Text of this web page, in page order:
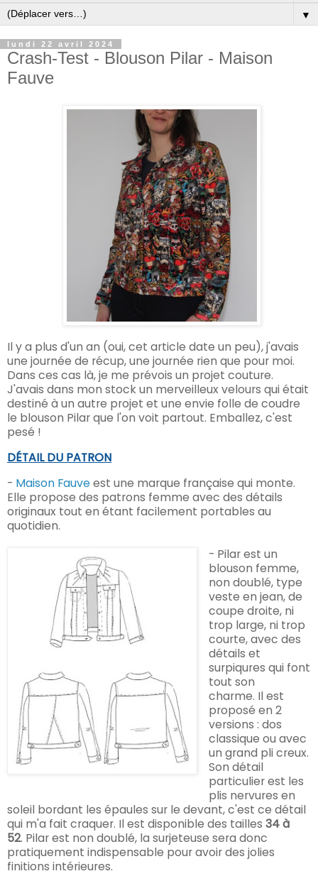
▼
lundi 22 avril 2024
Crash-Test - Blouson Pilar - Maison
Fauve
Il y a plus d'un an (oui, cet article date un peu), j'avais
une journée de récup, une journée rien que pour moi.
Dans ces cas là, je me prévois un projet couture.
J'avais dans mon stock un merveilleux velours qui était
destiné à un autre projet et une envie folle de coudre
le blouson Pilar que l'on voit partout. Emballez, c'est
pesé !
DÉTAIL DU PATRON
- Maison Fauveest une marque française qui monte.
Elle propose des patrons femme avec des détails
originaux tout en étant facilement portables au
quotidien.
- Pilar est un
blouson femme,
non doublé, type
veste en jean, de
coupe droite, ni
trop large, ni trop
courte, avec des
détails et
surpiqures qui font
tout son
charme. Il est
proposé en 2
versions : dos
classique ou avec
un grand pli creux.
Son détail
particulier est les
plis nervures en
soleil bordant les épaules sur le devant, c'est ce détail
qui m'a fait craquer. Il est disponible des tailles 34 à
52. Pilar est non doublé, la surjeteuse sera donc
pratiquement indispensable pour avoir des jolies
finitions intérieures.